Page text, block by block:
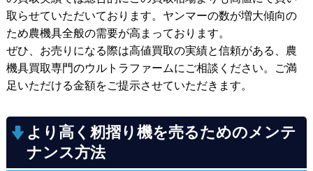
取らせていただいております。ヤンマーの数が増大傾向の
ため農機具全般の需要が高まっております。
ぜひ、お売りになる際は高値買取の実績と信頼がある、農
機具買取専門のウルトラファームにご相談ください。ご満
足いただける金額をご提示させていただきます。
より高く籾摺り機を売るためのメンテ
ナンス方法